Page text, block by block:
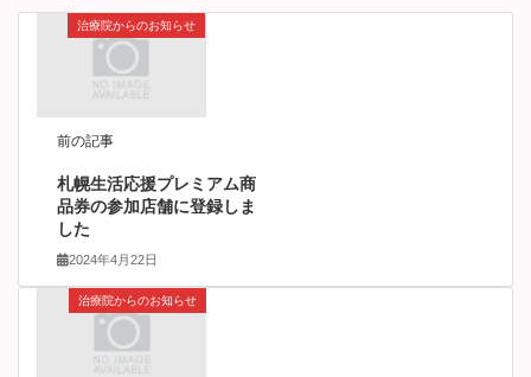
治療院からのお知らせ
前の記事
札幌生活応援プレミアム商
品券の参加店舗に登録しま
した
2024年4月22日
治療院からのお知らせ